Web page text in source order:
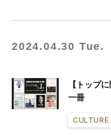
2024.04.30 Tue.
【トップ
一冊
CULTURE